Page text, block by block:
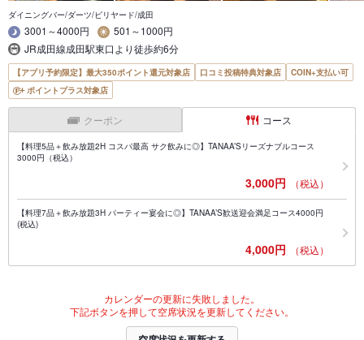
ダイニングバー/ダーツ/ビリヤード/成田
3001～4000円
501～1000円
JR成田線成田駅東口より徒歩約6分
【アプリ予約限定】最大350ポイント還元対象店 口コミ投稿特典対象店
COIN+支払い可
ポイントプラス対象店
クーポン コース
【料理5品＋飲み放題2H コスパ最高 サク飲みに◎】TANAA’Sリーズナブルコース
3000円（税込）
3,000円 （税込）
【料理7品＋飲み放題3H パーティー宴会に◎】TANAA’S歓送迎会満足コース4000円
(税込)
4,000円 （税込）
カレンダーの更新に失敗しました。
下記ボタンを押して空席状況を更新してください。